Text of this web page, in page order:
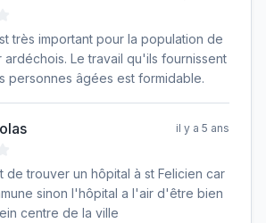
très important pour la population de
ardéchois. Le travail qu'ils fournissent
personnes âgées est formidable.
il y a 5 ans
de trouver un hôpital à st Felicien car
sinon l'hôpital a l'air d'être bien
centre de la ville